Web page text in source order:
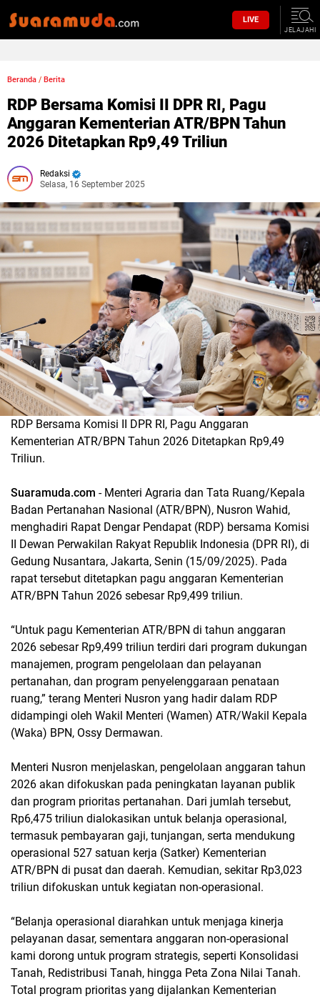
LIVE
JELAJAHI
Beranda / Berita
RDP Bersama Komisi II DPR RI, Pagu
Anggaran Kementerian ATR/BPN Tahun
2026 Ditetapkan Rp9,49 Triliun
Redaksi
Selasa, 16 September 2025
RDP Bersama Komisi II DPR RI, Pagu Anggaran
Kementerian ATR/BPN Tahun 2026 Ditetapkan Rp9,49
Triliun.
Suaramuda.com - Menteri Agraria dan Tata Ruang/Kepala
Badan Pertanahan Nasional (ATR/BPN), Nusron Wahid,
menghadiri Rapat Dengar Pendapat (RDP) bersama Komisi
II Dewan Perwakilan Rakyat Republik Indonesia (DPR RI), di
Gedung Nusantara, Jakarta, Senin (15/09/2025). Pada
rapat tersebut ditetapkan pagu anggaran Kementerian
ATR/BPN Tahun 2026 sebesar Rp9,499 triliun.
“Untuk pagu Kementerian ATR/BPN di tahun anggaran
2026 sebesar Rp9,499 triliun terdiri dari program dukungan
manajemen, program pengelolaan dan pelayanan
pertanahan, dan program penyelenggaraan penataan
ruang,” terang Menteri Nusron yang hadir dalam RDP
didampingi oleh Wakil Menteri (Wamen) ATR/Wakil Kepala
(Waka) BPN, Ossy Dermawan.
Menteri Nusron menjelaskan, pengelolaan anggaran tahun
2026 akan difokuskan pada peningkatan layanan publik
dan program prioritas pertanahan. Dari jumlah tersebut,
Rp6,475 triliun dialokasikan untuk belanja operasional,
termasuk pembayaran gaji, tunjangan, serta mendukung
operasional 527 satuan kerja (Satker) Kementerian
ATR/BPN di pusat dan daerah. Kemudian, sekitar Rp3,023
triliun difokuskan untuk kegiatan non-operasional.
“Belanja operasional diarahkan untuk menjaga kinerja
pelayanan dasar, sementara anggaran non-operasional
kami dorong untuk program strategis, seperti Konsolidasi
Tanah, Redistribusi Tanah, hingga Peta Zona Nilai Tanah.
Total program prioritas yang dijalankan Kementerian